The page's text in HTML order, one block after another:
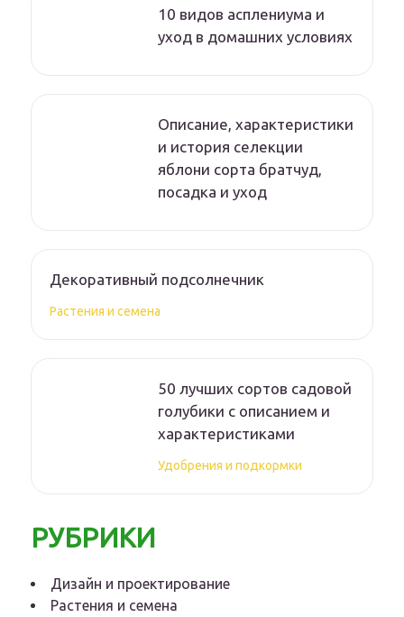
10 видов асплениума и
уход в домашних условиях
Описание, характеристики
и история селекции
яблони сорта братчуд,
посадка и уход
Декоративный подсолнечник
Растения и семена
50 лучших сортов садовой
голубики с описанием и
характеристиками
Удобрения и подкормки
РУБРИКИ
Дизайн и проектирование
Растения и семена